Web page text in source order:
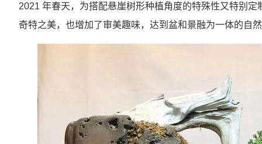
2021 年春天，为搭配悬崖树形种植角度的特殊性又特别
奇特之美，也增加了审美趣味，达到盆和景融为一体的自